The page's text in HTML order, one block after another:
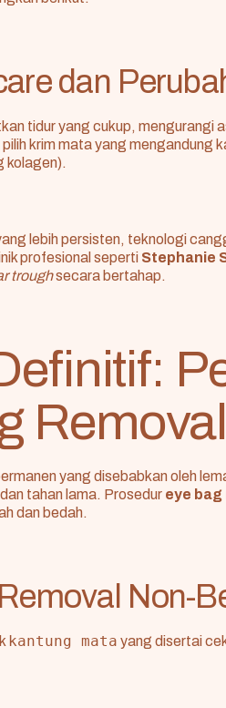
dan
tidur yang cukup, mengurangi
krim mata yang mengandung
kolagen).
lebih persisten, teknologi
profesional seperti Stephanie
troughsecara bertahap.
Removal
yang disebabkan oleh
tahan lama. Prosedur eye bag
dan bedah.
Non-
kantung mata yang disertai